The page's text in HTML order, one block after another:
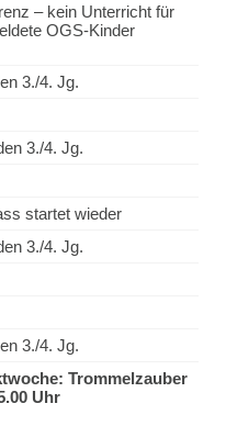
– kein Unterricht für
OGS-Kinder
3./4. Jg.
3./4. Jg.
startet wieder
3./4. Jg.
3./4. Jg.
Trommelzauber
um 15.00 Uhr